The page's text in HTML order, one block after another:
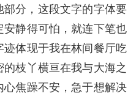
分，这段文字的字体要
静得可怕，就连下笔也
体现于我在林间餐厅吃
枝丫横亘在我与大海之
焦躁不安，急于想解决